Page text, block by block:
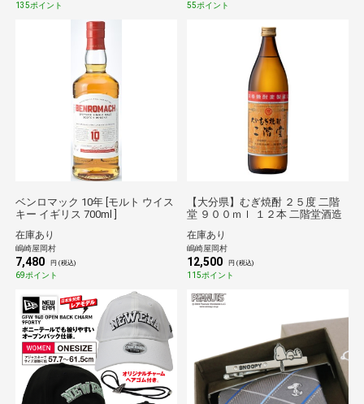
135ポイント 55ポイント
ベンロマック 10年 [モルト ウイス
キー イギリス 700ml ]
在庫あり
嶋崎屋岡村
7,480 円 (税込)
69ポイント
【大分県】むぎ焼酎 ２５度 二階
堂 ９００ｍｌ １２本 二階堂酒造
在庫あり
嶋崎屋岡村
12,500 円 (税込)
115ポイント